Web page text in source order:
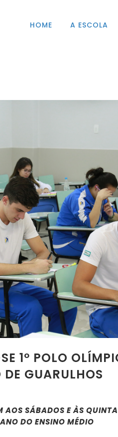
HOME A ESCOLA
1º POLO
GUARULHOS
AOS SÁBADOS E ÀS
DO ENSINO MÉDIO